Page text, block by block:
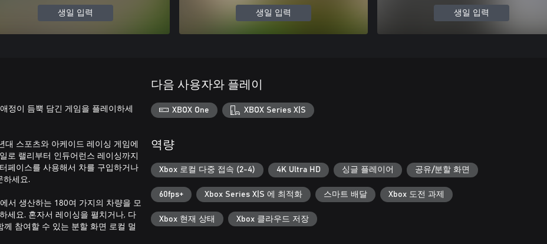
생일 입력 생일 입력 생일 입력
정이 듬뿍 담긴 게임을 플레이하세
대 스포츠와 아케이드 레이싱 게임에
로 랠리부터 인듀어런스 레이싱까지
페이스를 사용해서 차를 구입하거나
하세요.
서 생산하는 180여 가지의 차량을 모
세요. 혼자서 레이싱을 펼치거나, 다
참여할 수 있는 분할 화면 로컬 멀
다음 사용자와 플레이
XBOX One XBOX Series X|S
역량
Xbox 로컬 다중 접속 (2-4) 4K Ultra HD 싱글 플레이어 공유/분할 화면
60fps+ Xbox Series X|S 에 최적화 스마트 배달 Xbox 도전 과제
Xbox 현재 상태 Xbox 클라우드 저장